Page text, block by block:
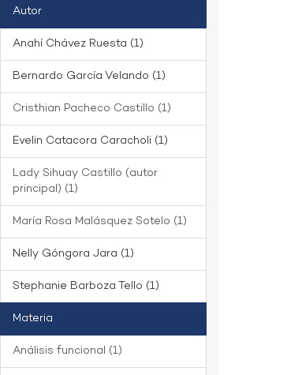
Autor
Anahí Chávez Ruesta (1)
Bernardo García Velando (1)
Cristhian Pacheco Castillo (1)
Evelin Catacora Caracholi (1)
Lady Sihuay Castillo (autor
principal) (1)
María Rosa Malásquez Sotelo (1)
Nelly Góngora Jara (1)
Stephanie Barboza Tello (1)
Materia
Análisis funcional (1)